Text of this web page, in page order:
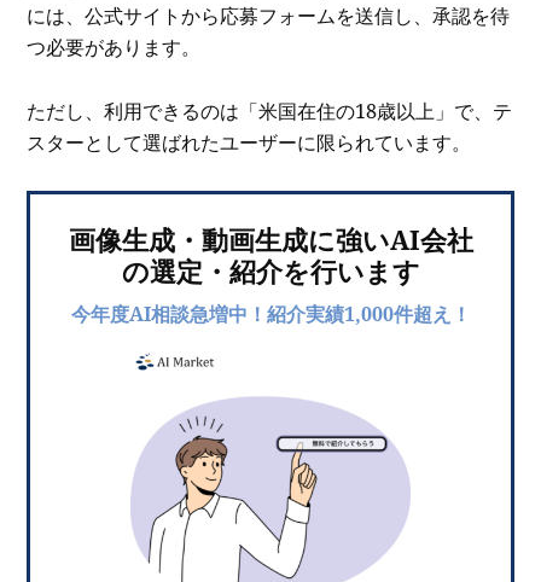
には、公式サイトから応募フォームを送信し、承認を待
つ必要があります。
ただし、利用できるのは「米国在住の18歳以上」で、テ
スターとして選ばれたユーザーに限られています。
画像生成・動画生成に強いAI会社
の選定・紹介を行います
今年度AI相談急増中！紹介実績1,000件超え！